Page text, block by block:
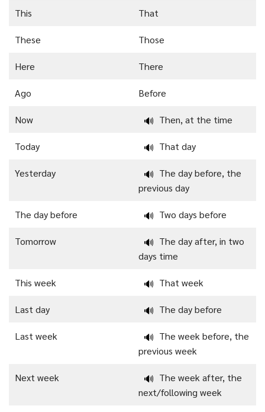
This
That
These Those
Here There
Ago Before
Now 🔊 Then, at the time
Today 🔊 That day
Yesterday 🔊 The day before, the
previous day
The day before 🔊 Two days before
Tomorrow 🔊 The day after, in two
days time
This week 🔊 That week
Last day 🔊 The day before
Last week 🔊 The week before, the
previous week
Next week 🔊 The week after, the
next/following week